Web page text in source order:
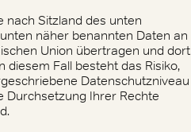
nach Sitzland des unten
näher benannten Daten an
Union übertragen und dort
Fall besteht das Risiko,
Datenschutzniveau
Durchsetzung Ihrer Rechte